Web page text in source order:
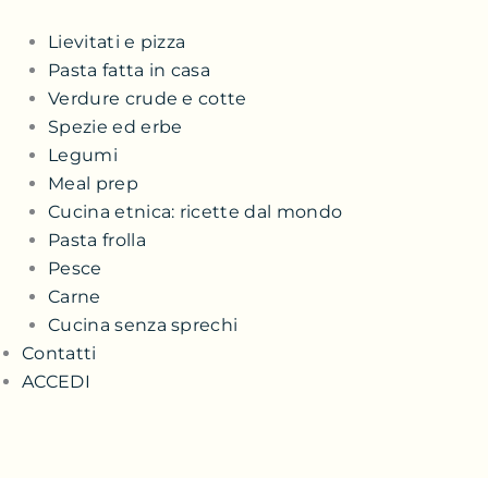
Lievitati e pizza
Pasta fatta in casa
Verdure crude e cotte
Spezie ed erbe
Legumi
Meal prep
Cucina etnica: ricette dal mondo
Pasta frolla
Pesce
Carne
Cucina senza sprechi
Contatti
ACCEDI